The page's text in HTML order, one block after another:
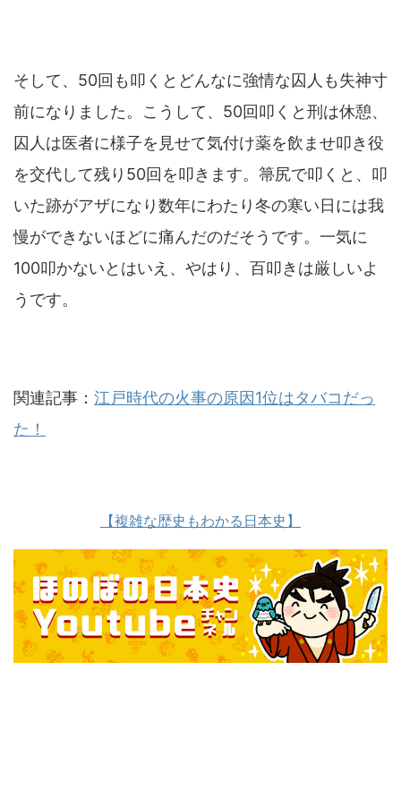
そして、50回も叩くとどんなに強情な囚人も失神寸
前になりました。こうして、50回叩くと刑は休憩、
囚人は医者に様子を見せて気付け薬を飲ませ叩き役
を交代して残り50回を叩きます。箒尻で叩くと、叩
いた跡がアザになり数年にわたり冬の寒い日には我
慢ができないほどに痛んだのだそうです。一気に
100叩かないとはいえ、やはり、百叩きは厳しいよ
うです。
関連記事： 江戸時代の火事の原因1位はタバコだっ
た！
【複雑な歴史もわかる日本史】